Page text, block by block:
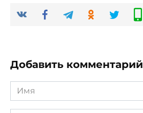
Добавить комментарий
Имя
*